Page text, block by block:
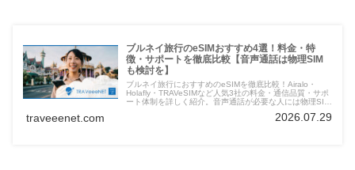
ブルネイ旅行のeSIMおすすめ4選！料金・特
徴・サポートを徹底比較【音声通話は物理SIM
も検討を】
ブルネイ旅行におすすめのeSIMを徹底比較！Airalo・
Holafly・TRAVeSIMなど人気3社の料金・通信品質・サポ
ート体制を詳しく紹介。音声通話が必要な人には物理SIM
traveeenet.com 2026.07.29